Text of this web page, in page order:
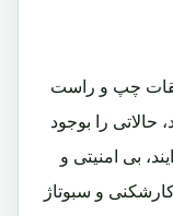
چپ و راست
را بوجود
بی امنیتی و
و سبوتاژ